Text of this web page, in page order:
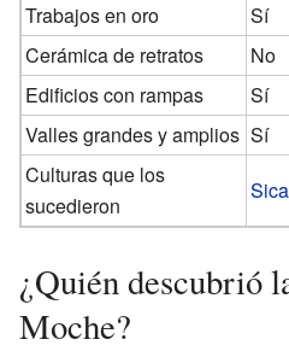
Trabajos en oro
Sí
Cerámica de retratos
No
Edificios con rampas
Sí
Valles grandes y amplios Sí
Culturas que los
sucedieron
¿Quién descubrió
Moche?